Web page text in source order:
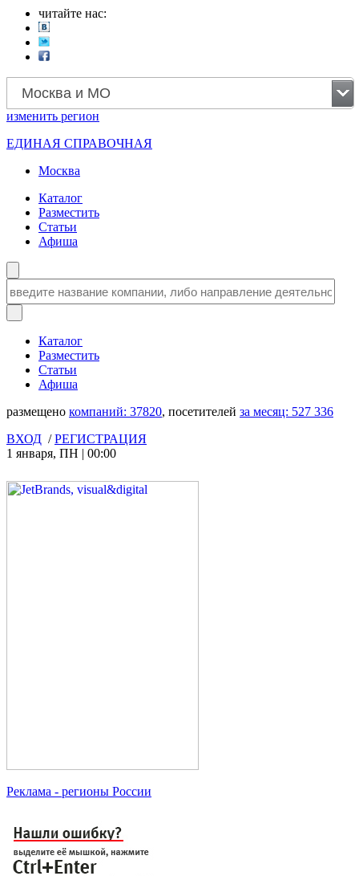
читайте нас:
Москва и МО
изменить регион
ЕДИНАЯ СПРАВОЧНАЯ
Москва
Каталог
Разместить
Статьи
Афиша
Каталог
Разместить
Статьи
Афиша
размещено компаний: 37820, посетителей за месяц: 527 336
ВХОД /РЕГИСТРАЦИЯ
1 января, ПН | 00:00
Реклама - регионы России